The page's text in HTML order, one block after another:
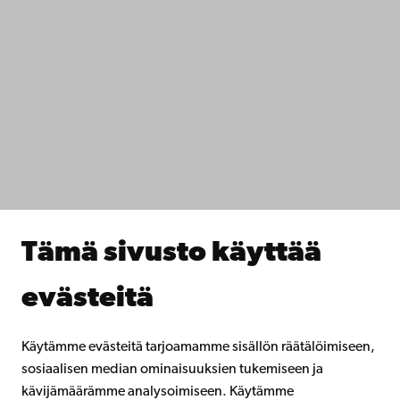
Tämä sivusto käyttää
evästeitä
Käytämme evästeitä tarjoamamme sisällön räätälöimiseen,
sosiaalisen median ominaisuuksien tukemiseen ja
kävijämäärämme analysoimiseen. Käytämme
Åbo Akademin kirjasto
Lahjoita Åbo Akademille
Åbo Akademista